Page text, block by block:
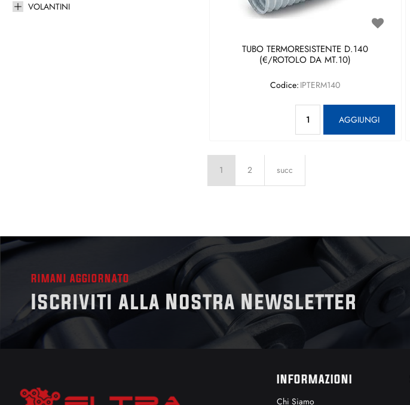
VOLANTINI
TUBO TERMORESISTENTE D.140
(€/ROTOLO DA MT.10)
Codice: IPTERM140
AGGIUNGI
1 2 succ
RIMANI AGGIORNATO
Iscriviti alla Nostra Newsletter
INFORMAZIONI
Chi Siamo